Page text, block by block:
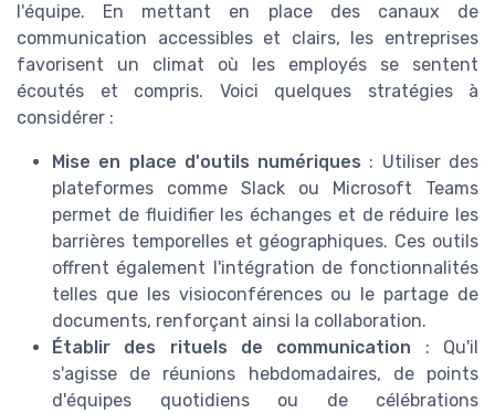
l'équipe. En mettant en place des canaux de
communication accessibles et clairs, les entreprises
favorisent un climat où les employés se sentent
écoutés et compris. Voici quelques stratégies à
considérer :
Mise en place d'outils numériques : Utiliser des
plateformes comme Slack ou Microsoft Teams
permet de fluidifier les échanges et de réduire les
barrières temporelles et géographiques. Ces outils
offrent également l'intégration de fonctionnalités
telles que les visioconférences ou le partage de
documents, renforçant ainsi la collaboration.
Établir des rituels de communication : Qu'il
s'agisse de réunions hebdomadaires, de points
d'équipes quotidiens ou de célébrations